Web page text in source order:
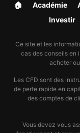
🏠︎ Académie
Investir
Ce site et les
cas des conseils en
acheter
Les CFD sont des
de perte rapide en
des comptes de
Vous devez vous